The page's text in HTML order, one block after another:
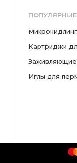
ПОПУЛЯРНЫЕ
микронидлинг
картриджи
заживляющие
иглы для